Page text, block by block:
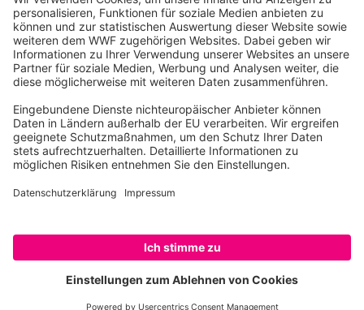
SPENDEN
Ihre Spende kann steuerlich geltend gemacht werden
Registriert als Stiftung WWF Deutschland, Senatsverwaltung für
Justiz Berlin, Az: 3416/976/2
Umsatzsteuer-Identifikationsnummer: DE 114236103
Freistellungsbescheid: Als gemeinnützige Körperschaft befreit
von der Körperschaftssteuer gem. §5 I 9 KStg. unter der
Steuernummer 27/641/09321